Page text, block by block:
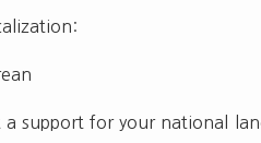
a support for your national